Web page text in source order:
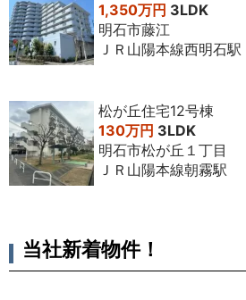
2024年3
月
3LDK
65
㎡
階
月
㎡
階
2011年6
月
2SLDK
65
㎡
階
1,350万円 3LDK
明石市藤江
ＪＲ山陽本線西明石駅
松が丘住宅12号棟
130万円 3LDK
明石市松が丘１丁目
ＪＲ山陽本線朝霧駅
当社新着物件！